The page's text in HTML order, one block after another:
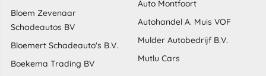
Bloem Zevenaar
Schadeautos BV
Bloemert Schadeauto's B.V.
Boekema Trading BV
Auto Montfoort
Autohandel A. Muis VOF
Mulder Autobedrijf B.V.
Mutlu Cars